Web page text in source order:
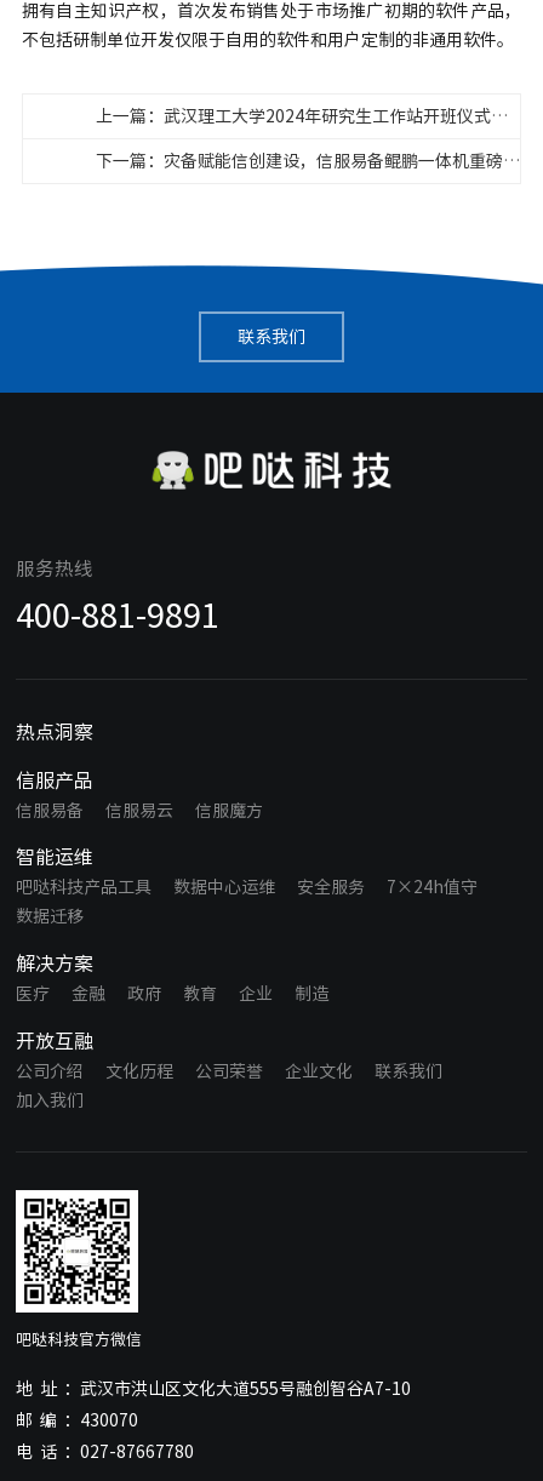
拥有自主知识产权，首次发布销售处于市场推广初期的软件产品，
不包括研制单位开发仅限于自用的软件和用户定制的非通用软件。
上一篇：武汉理工大学2024年研究生工作站开班仪式在吧哒科技举行
下一篇：灾备赋能信创建设，信服易备鲲鹏一体机重磅发布
联系我们
服务热线
400-881-9891
热点洞察
信服产品
信服易备 信服易云 信服魔方
智能运维
吧哒科技产品工具 数据中心运维 安全服务
7×24h值守
数据迁移
解决方案
医疗 金融 政府 教育 企业 制造
开放互融
公司介绍 文化历程 公司荣誉 企业文化
联系我们
加入我们
吧哒科技官方微信
地址： 武汉市洪山区文化大道555号融创智谷A7-10
邮编： 430070
电话： 027-87667780